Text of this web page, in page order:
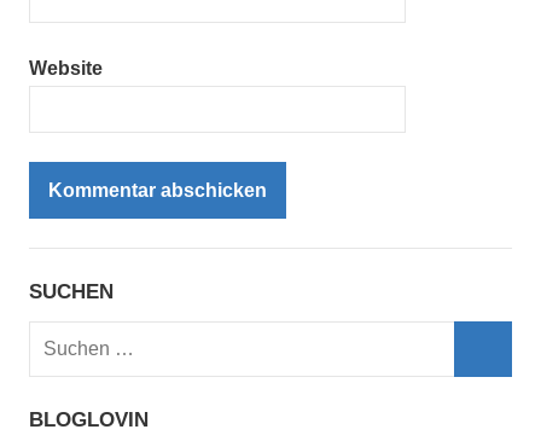
Website
SUCHEN
Suchen
BLOGLOVIN